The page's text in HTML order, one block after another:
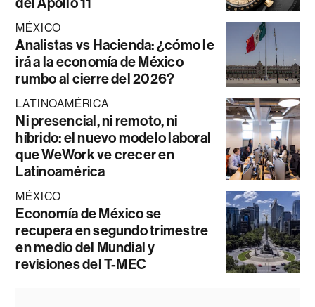
MÉXICO
Analistas vs Hacienda: ¿cómo le
irá a la economía de México
rumbo al cierre del 2026?
LATINOAMÉRICA
Ni presencial, ni remoto, ni
híbrido: el nuevo modelo laboral
que WeWork ve crecer en
Latinoamérica
MÉXICO
Economía de México se
recupera en segundo trimestre
en medio del Mundial y
revisiones del T-MEC